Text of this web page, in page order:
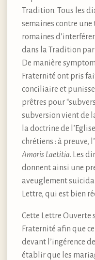
Tradition. Tous les
semaines contre
romaines
dans la Tradition
De manière
Fraternité ont pris
conciliaire et
prêtres pour
subversion vient de
la doctrine de
chrétiens : à preuve,
Amoris Laetitia. Les
donnent ainsi une
aveuglement
Lettre, qui est bien
Cette Lettre Ouverte
Fraternité afin que
devant l’ingérence
établir que les